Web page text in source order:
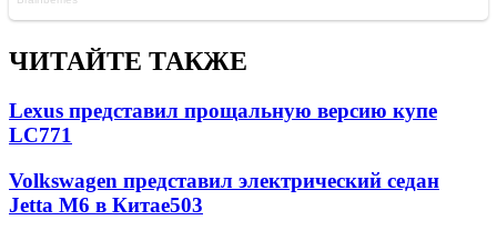
ЧИТАЙТЕ ТАКЖЕ
Lexus представил прощальную версию купе
LC771
Volkswagen представил электрический седан
Jetta M6 в Китае503